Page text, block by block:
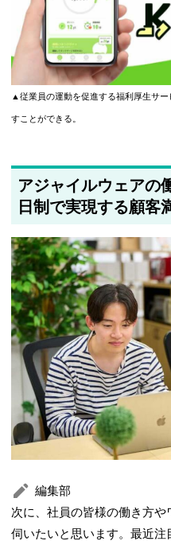
▲従業員の運動を促進する福利厚生サ
すことができる。
アジャイルウェアの
日制で実現する顧客
編集部
次に、社員の皆様の働き方
伺いたいと思います。最近